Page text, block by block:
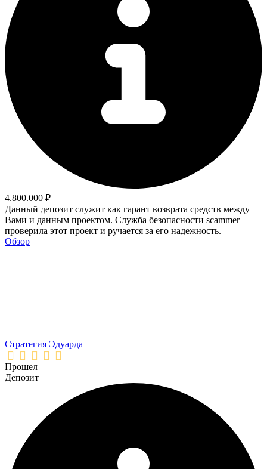
4.800.000 ₽
Данный депозит служит как гарант возврата средств между
Вами и данным проектом. Служба безопасности scammer
проверила этот проект и ручается за его надежность.
Обзор
Стратегия Эдуарда
Прошел
Депозит